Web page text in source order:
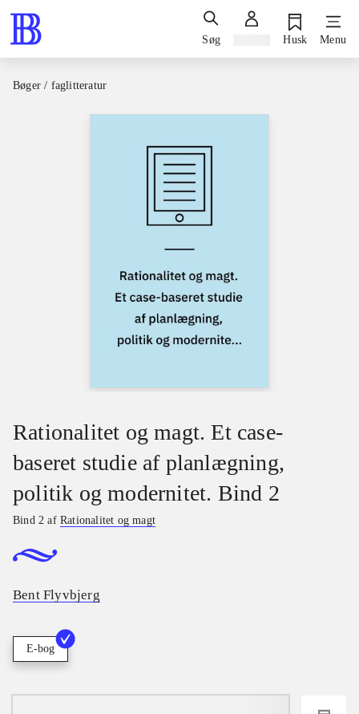
Søg Husk Menu
Bøger / faglitteratur
Rationalitet og magt. Et case-
baseret studie af planlægning,
politik og modernitet. Bind 2
Bind 2 afRationalitet og magt
Bent Flyvbjerg
E-bog